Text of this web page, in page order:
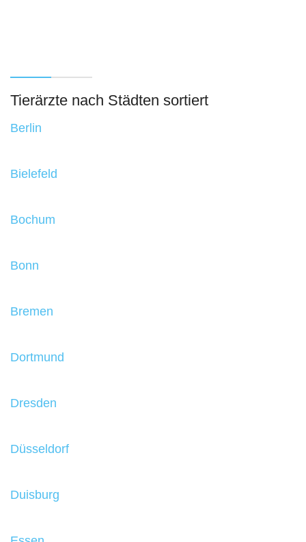
Tierärzte nach Städten sortiert
Berlin
Bielefeld
Bochum
Bonn
Bremen
Dortmund
Dresden
Düsseldorf
Duisburg